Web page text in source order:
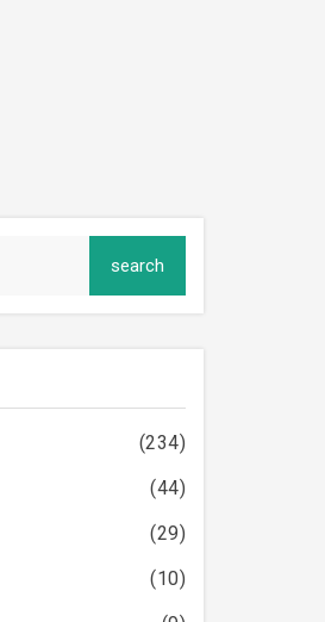
(234)
(44)
(29)
(10)